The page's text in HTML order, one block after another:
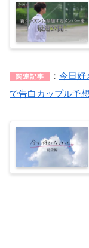
関連記事 ： 今日好
で告白カップル予